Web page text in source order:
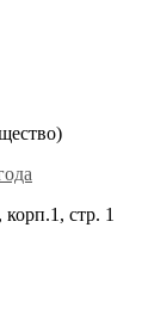
стр. 1